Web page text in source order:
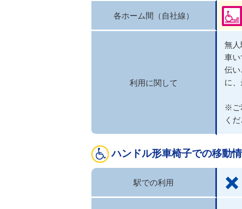
各ホーム間（自社線）
利用に関して
無人
車
伝
に
※ご
くだ
ハンドル形車椅子での移動
駅での利用